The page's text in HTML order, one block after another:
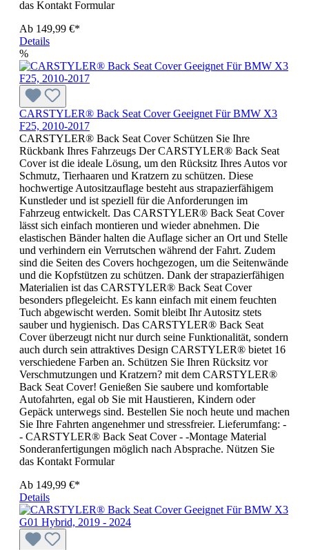
das Kontakt Formular
Ab 149,99 €*
Details
%
CARSTYLER® Back Seat Cover Geeignet Für BMW X3
F25, 2010-2017
CARSTYLER® Back Seat Cover Schützen Sie Ihre
Rückbank Ihres Fahrzeugs Der CARSTYLER® Back Seat
Cover ist die ideale Lösung, um den Rücksitz Ihres Autos vor
Schmutz, Tierhaaren und Kratzern zu schützen. Diese
hochwertige Autositzauflage besteht aus strapazierfähigem
Kunstleder und ist speziell für die Anforderungen im
Fahrzeug entwickelt. Das CARSTYLER® Back Seat Cover
lässt sich einfach montieren und wieder abnehmen. Die
elastischen Bänder halten die Auflage sicher an Ort und Stelle
und verhindern ein Verrutschen während der Fahrt. Zudem
sind die Seiten des Covers hochgezogen, um die Seitenwände
und die Kopfstützen zu schützen. Dank der strapazierfähigen
Materialien ist das CARSTYLER® Back Seat Cover
besonders pflegeleicht. Es kann einfach mit einem feuchten
Tuch abgewischt werden. Somit bleibt Ihr Autositz stets
sauber und hygienisch. Das CARSTYLER® Back Seat
Cover überzeugt nicht nur durch seine Funktionalität, sondern
auch durch sein attraktives Design CARSTYLER® bietet 16
verschiedene Farben an. Schützen Sie Ihren Rücksitz vor
Verschmutzungen und Kratzern? mit dem CARSTYLER®
Back Seat Cover! Genießen Sie saubere und komfortable
Autofahrten, egal ob Sie mit Haustieren, Kindern oder
Gepäck unterwegs sind. Bestellen Sie noch heute und machen
Sie Ihre Fahrten angenehmer und stressfreier. Lieferumfang: -
- CARSTYLER® Back Seat Cover - -Montage Material
Sonderanfertigungen möglich nach Absprache. Nützen Sie
das Kontakt Formular
Ab 149,99 €*
Details